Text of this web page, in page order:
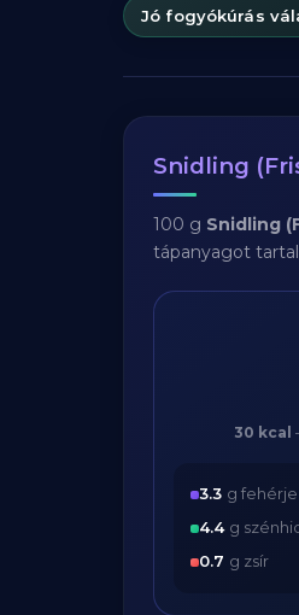
Jó fogyókúrás
Snidling
100 g Snidling
tápanyagot
30 kcal
3.3 g fehérje
4.4 g
0.7 g zsír